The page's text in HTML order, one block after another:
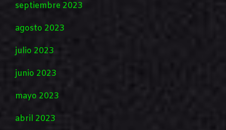
septiembre 2023
agosto 2023
julio 2023
junio 2023
mayo 2023
abril 2023